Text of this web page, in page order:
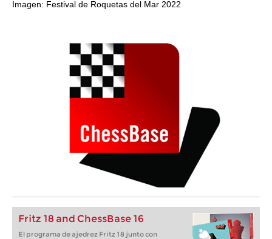
Imagen: Festival de Roquetas del Mar 2022
Fritz 18 and ChessBase 16
El programa de ajedrez Fritz 18 junto con